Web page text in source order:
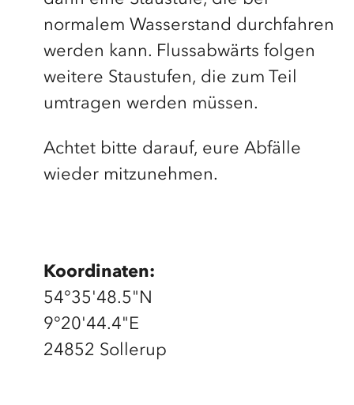
normalem Wasserstand durchfahren
werden kann. Flussabwärts folgen
weitere Staustufen, die zum Teil
umtragen werden müssen.
Achtet bitte darauf, eure Abfälle
wieder mitzunehmen.
Koordinaten:
54°35'48.5"N
9°20'44.4"E
24852 Sollerup